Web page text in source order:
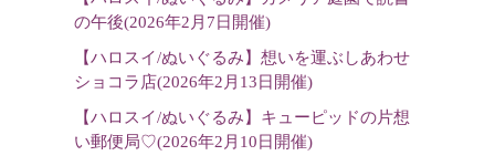
の午後(2026年2月7日開催)
【ハロスイ/ぬいぐるみ】想いを運ぶしあわせ
ショコラ店(2026年2月13日開催)
【ハロスイ/ぬいぐるみ】キューピッドの片想
い郵便局♡(2026年2月10日開催)